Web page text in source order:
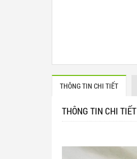
THÔNG TIN CHI TIẾT
THÔNG TIN CHI TIẾT